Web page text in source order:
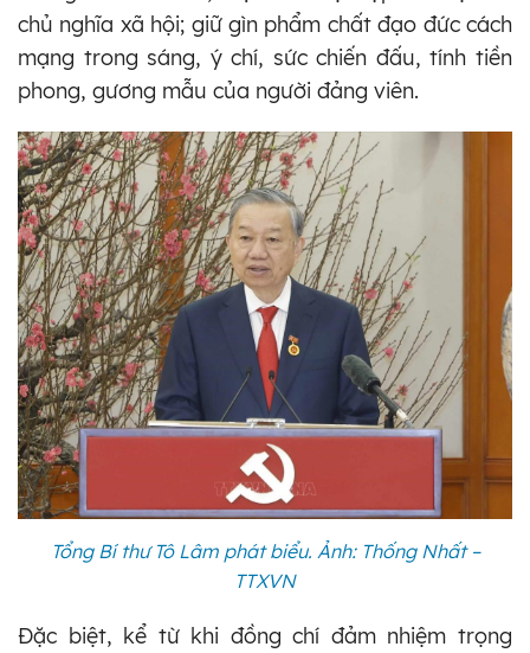
chủ nghĩa xã hội; giữ gìn phẩm chất đạo đức cách
mạng trong sáng, ý chí, sức chiến đấu, tính tiền
phong, gương mẫu của người đảng viên.
Tổng Bí thư Tô Lâm phát biểu. Ảnh: Thống Nhất –
TTXVN
Đặc biệt, kể từ khi đồng chí đảm nhiệm trọng